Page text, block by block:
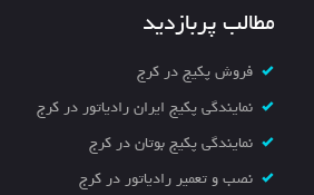
مطالب پربازدید
فروش پکیج در کرج
نمایندگی پکیج ایران رادیاتور در کرج
نمایندگی پکیج بوتان در کرج
نصب و تعمیر رادیاتور در کرج